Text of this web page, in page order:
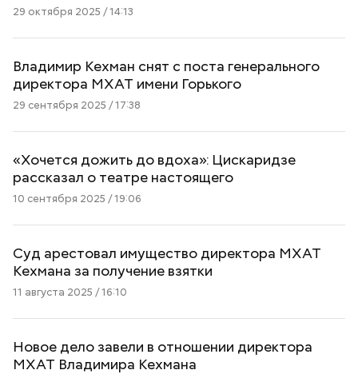
29 октября 2025 / 14:13
Владимир Кехман снят с поста генерального
директора МХАТ имени Горького
29 сентября 2025 / 17:38
«Хочется дожить до вдоха»: Цискаридзе
рассказал о театре настоящего
10 сентября 2025 / 19:06
Суд арестовал имущество директора МХАТ
Кехмана за получение взятки
11 августа 2025 / 16:10
Новое дело завели в отношении директора
МХАТ Владимира Кехмана